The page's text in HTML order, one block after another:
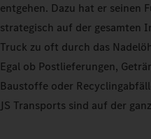
entgehen. Dazu hat er seinen
strategisch auf der gesamten
Truck zu oft durch das
Egal ob Postlieferungen,
Baustoffe oder
JS Transports sind auf der